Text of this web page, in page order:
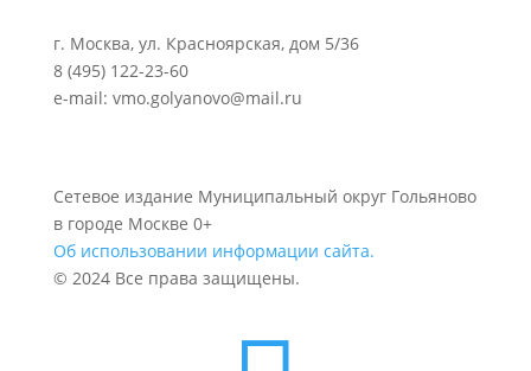
г. Москва, ул. Красноярская, дом 5/36
8 (495) 122-23-60
e-mail: vmo.golyanovo@mail.ru
Сетевое издание Муниципальный округ Гольяново
в городе Москве 0+
Об использовании информации сайта.
© 2024 Все права защищены.